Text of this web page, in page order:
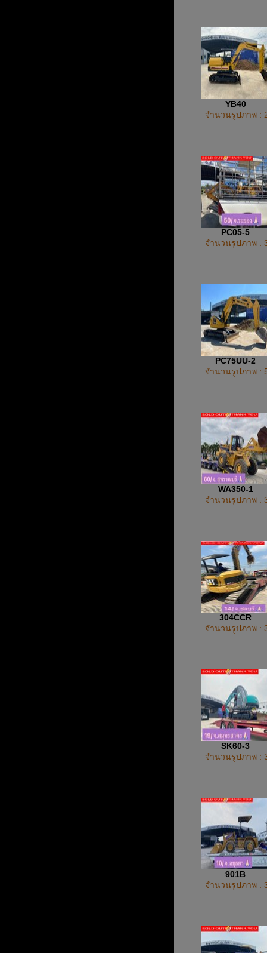
YB40
จำนวนรูปภาพ :
PC05-5
จำนวนรูปภาพ :
PC75UU-2
จำนวนรูปภาพ :
WA350-1
จำนวนรูปภาพ :
304CCR
จำนวนรูปภาพ :
SK60-3
จำนวนรูปภาพ :
901B
จำนวนรูปภาพ :